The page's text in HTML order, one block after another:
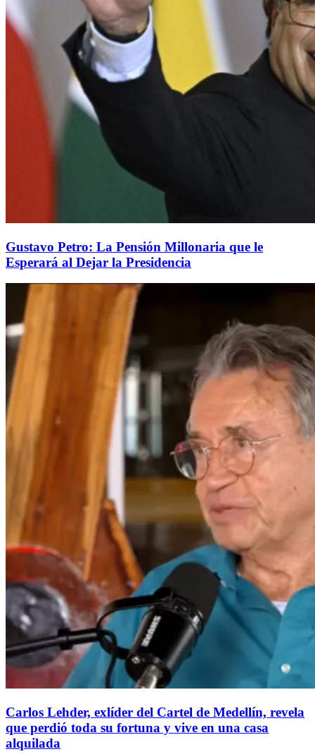
Gustavo Petro: La Pensión Millonaria que le
Esperará al Dejar la Presidencia
Carlos Lehder, exlíder del Cartel de Medellín, revela
que perdió toda su fortuna y vive en una casa
alquilada